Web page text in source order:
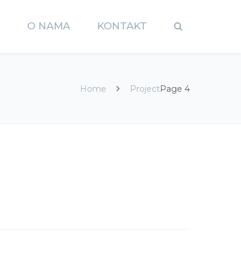
O NAMA KONTAKT
Home ProjectPage 4